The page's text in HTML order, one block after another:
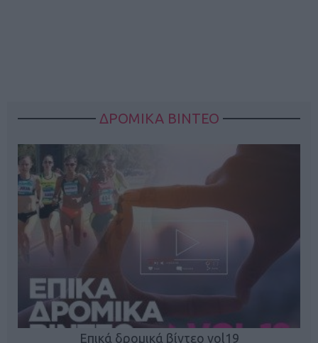
ΔΡΟΜΙΚΑ ΒΙΝΤΕΟ
Επικά δρομικά βίντεο vol19